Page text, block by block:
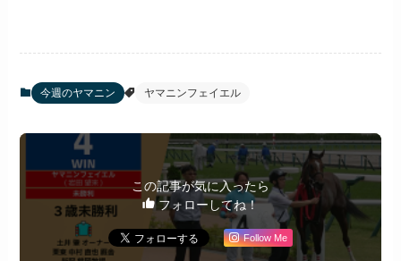
今週のヤマニン ヤマニンフェイエル
この記事が気に入ったら
フォローしてね！
Follow Me